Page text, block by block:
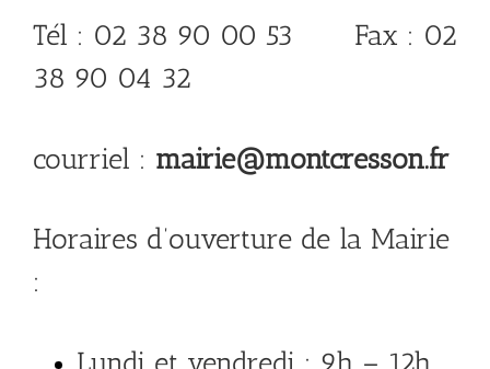
Tél : 02 38 90 00 53 Fax : 02
38 90 04 32
courriel : mairie@montcresson.fr
Horaires d’ouverture de la Mairie
: